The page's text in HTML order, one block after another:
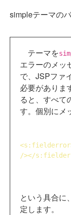
simpleテーマの
テーマを
エラーのメッ
で、JSPファ
必要がありま
ると、すべて
す。個別にメ
<s:fielderror
/></
という具合に、
定します。